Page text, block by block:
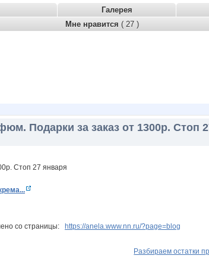
Галерея
Мне нравится ( 27 )
Подарки за заказ от 1300р. Стоп
со страницы: https://anela.www.nn.ru/?page=blog
Разбираем остатки